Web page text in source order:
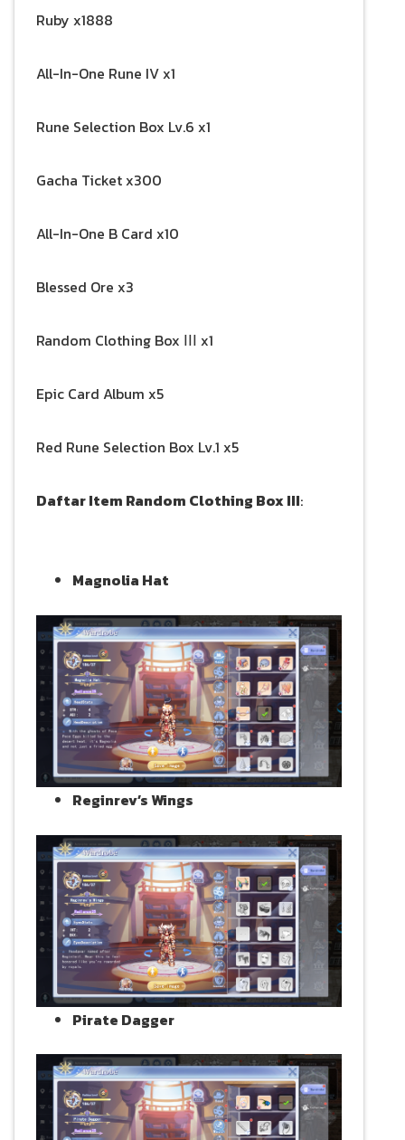
Ruby x1888
All-In-One Rune IV x1
Rune Selection Box Lv.6 x1
Gacha Ticket x300
All-In-One B Card x10
Blessed Ore x3
Random Clothing Box ⅠⅠⅠ x1
Epic Card Album x5
Red Rune Selection Box Lv.1 x5
Daftar Item Random Clothing Box III:
Magnolia Hat
Reginrev’s Wings
Pirate Dagger